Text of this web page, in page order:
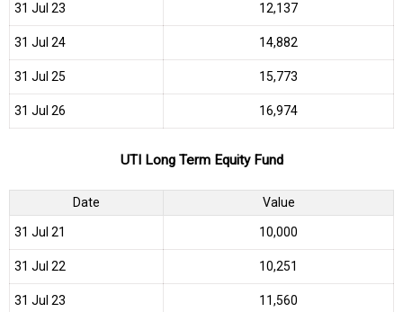
31 Jul 23 ₹12,137
31 Jul 24 ₹14,882
31 Jul 25 ₹15,773
31 Jul 26 ₹16,974
UTI Long Term Equity Fund
Date Value
31 Jul 21 ₹10,000
31 Jul 22 ₹10,251
31 Jul 23 ₹11,560